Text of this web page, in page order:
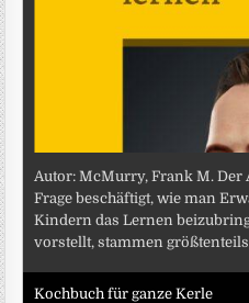
Autor: McMurry, Frank M.
Frage beschäftigt, wie man
Kindern das Lernen
vorstellt, stammen größtenteils
Kochbuch für ganze Kerle